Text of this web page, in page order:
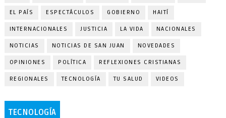
EL PAÍS ESPECTÁCULOS GOBIERNO HAITÍ
INTERNACIONALES JUSTICIA LA VIDA NACIONALES
NOTICIAS NOTICIAS DE SAN JUAN NOVEDADES
OPINIONES POLÍTICA REFLEXIONES CRISTIANAS
REGIONALES TECNOLOGÍA TU SALUD VIDEOS
TECNOLOGÍA